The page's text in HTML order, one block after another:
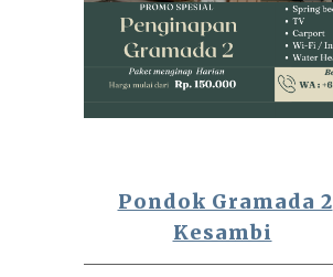
Pondok Gramada 2
Kesambi